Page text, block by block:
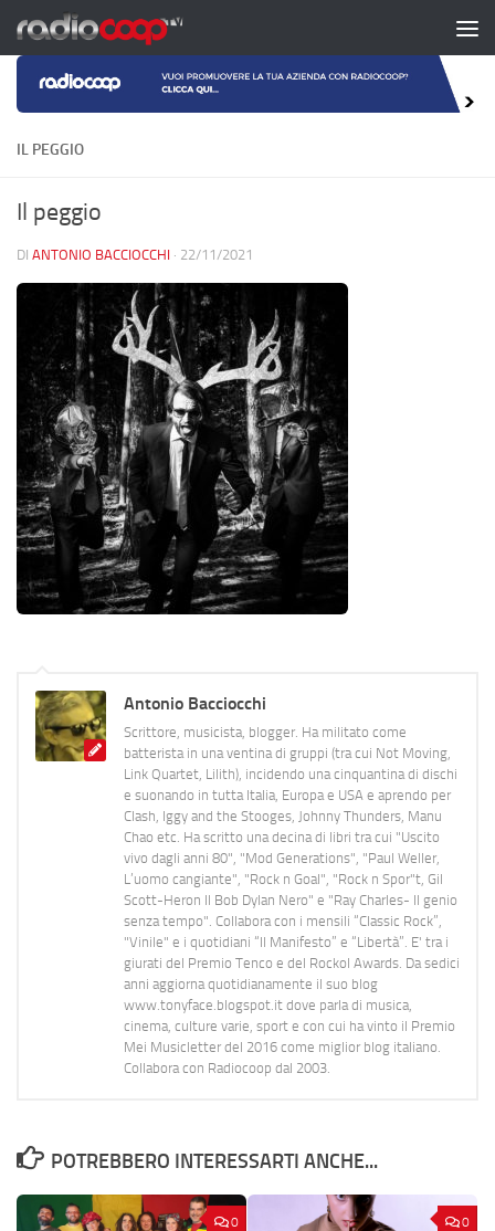
Salta al contenuto
IL PEGGIO
Il peggio
DI ANTONIO BACCIOCCHI · 22/11/2021
Antonio Bacciocchi
Scrittore, musicista, blogger. Ha militato come
batterista in una ventina di gruppi (tra cui Not Moving,
Link Quartet, Lilith), incidendo una cinquantina di dischi
e suonando in tutta Italia, Europa e USA e aprendo per
Clash, Iggy and the Stooges, Johnny Thunders, Manu
Chao etc. Ha scritto una decina di libri tra cui "Uscito
vivo dagli anni 80", "Mod Generations", "Paul Weller,
L’uomo cangiante", "Rock n Goal", "Rock n Spor"t, Gil
Scott-Heron Il Bob Dylan Nero" e "Ray Charles- Il genio
senza tempo". Collabora con i mensili “Classic Rock”,
"Vinile" e i quotidiani “Il Manifesto” e “Libertà”. E' tra i
giurati del Premio Tenco e del Rockol Awards. Da sedici
anni aggiorna quotidianamente il suo blog
www.tonyface.blogspot.it dove parla di musica,
cinema, culture varie, sport e con cui ha vinto il Premio
Mei Musicletter del 2016 come miglior blog italiano.
Collabora con Radiocoop dal 2003.
POTREBBERO INTERESSARTI ANCHE...
0 0